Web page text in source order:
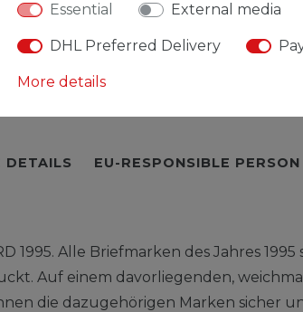
DETAILS EU-RESPONSIBLE PERSON
1995. Alle Briefmarken des Jahres
Auf einem davorliegenden,
die dazugehörigen Marken sicher
Essential External media
DHL Preferred Delivery
More details